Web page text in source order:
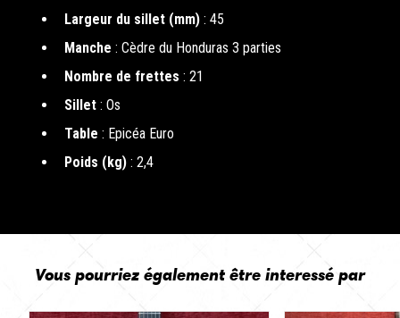
Largeur du sillet (mm) : 45
Manche : Cèdre du Honduras 3 parties
Nombre de frettes : 21
Sillet : Os
Table : Epicéa Euro
Poids (kg) : 2,4
Vous pourriez également être interessé par